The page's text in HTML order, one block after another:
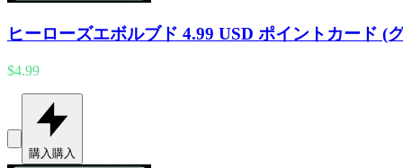
ヒーローズエボルブド 4.99 USD ポイントカード (
$4.99
購入購入